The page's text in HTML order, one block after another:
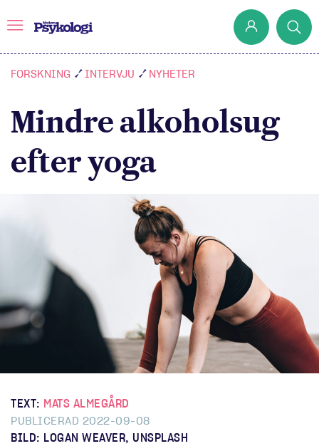
Prenumerera
Det har jag lärt mig
Klassiska experiment
Intervju
Steg för steg
FORSKNING INTERVJU NYHETER
Mindre alkoholsug
efter yoga
TEXT: MATS ALMEGÅRD
PUBLICERAD 2022-09-08
BILD: LOGAN WEAVER, UNSPLASH